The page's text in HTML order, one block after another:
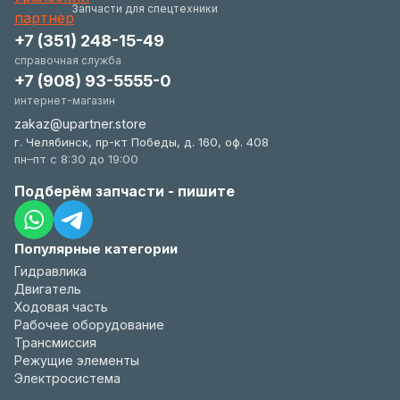
Запчасти для спецтехники
Популярные категории
Гидравлика
Двигатель
Ходовая часть
Рабочее оборудование
Трансмиссия
Режущие элементы
Электросистема
+7 (351) 248-15-49
справочная служба
+7 (908) 93-5555-0
интернет-магазин
zakaz@upartner.store
г. Челябинск, пр-кт Победы, д. 160, оф. 408
пн–пт с 8:30 до 19:00
Подберём запчасти - пишите